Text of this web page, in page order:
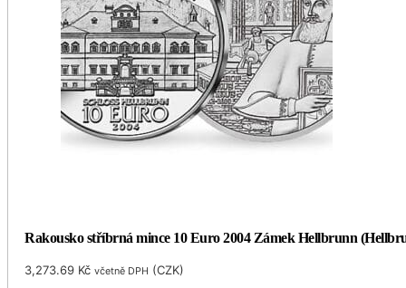
Rakousko stříbrná mince 10 Euro 2004 Zámek Hellbrunn
3,273.69 Kč včetně DPH (CZK)